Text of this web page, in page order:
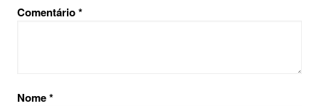
Comentário*
Nome*